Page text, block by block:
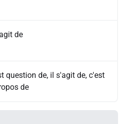
de
question de, il s'agit de, c'est
de